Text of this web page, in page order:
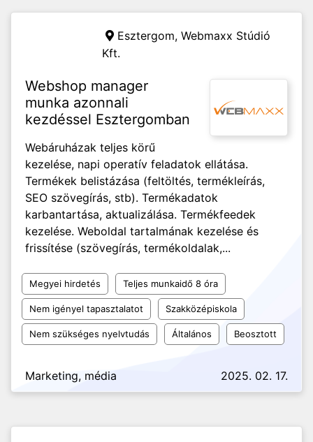
Esztergom, Webmaxx Stúdió
Kft.
Webshop manager
munka azonnali
kezdéssel Esztergomban
Webáruházak teljes körű
kezelése, napi operatív feladatok ellátása.
Termékek belistázása (feltöltés, termékleírás,
SEO szövegírás, stb). Termékadatok
karbantartása, aktualizálása. Termékfeedek
kezelése. Weboldal tartalmának kezelése és
frissítése (szövegírás, termékoldalak,...
Megyei hirdetés Teljes munkaidő 8 óra
Nem igényel tapasztalatot Szakközépiskola
Nem szükséges nyelvtudás Általános Beosztott
Marketing, média 2025. 02. 17.